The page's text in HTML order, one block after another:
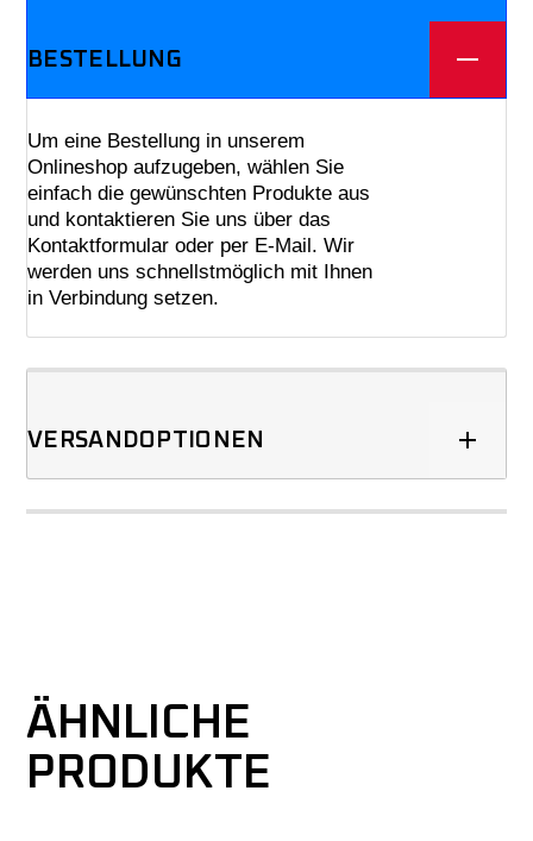
BESTELLUNG
Um eine Bestellung in unserem
Onlineshop aufzugeben, wählen Sie
einfach die gewünschten Produkte aus
und kontaktieren Sie uns über das
Kontaktformular oder per E-Mail. Wir
werden uns schnellstmöglich mit Ihnen
in Verbindung setzen.
VERSANDOPTIONEN
ÄHNLICHE
PRODUKTE